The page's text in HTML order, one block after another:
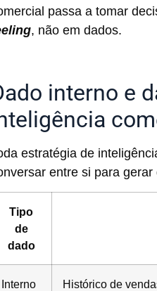
passa a tomar
, não em dados.
interno e
estratégia de
entre si para gerar
Tipo
de
dado
Interno
Histórico de